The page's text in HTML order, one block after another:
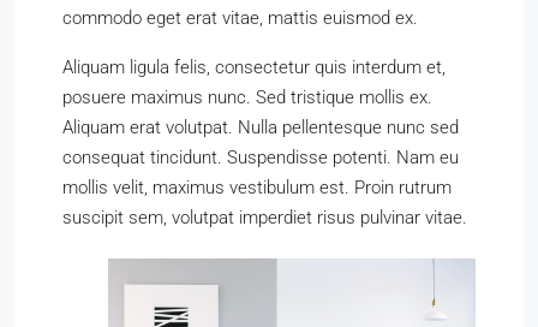
commodo eget erat vitae, mattis euismod ex.
Aliquam ligula felis, consectetur quis interdum et,
posuere maximus nunc. Sed tristique mollis ex.
Aliquam erat volutpat. Nulla pellentesque nunc sed
consequat tincidunt. Suspendisse potenti. Nam eu
mollis velit, maximus vestibulum est. Proin rutrum
suscipit sem, volutpat imperdiet risus pulvinar vitae.